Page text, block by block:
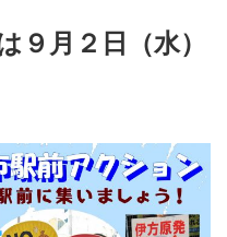
９月２日（水）